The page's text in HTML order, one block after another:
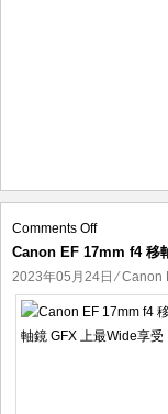
Comments Offon
Canon
EF
17mm
Canon EF 17mm f4 移
2023年05月24日 ⁄Canon